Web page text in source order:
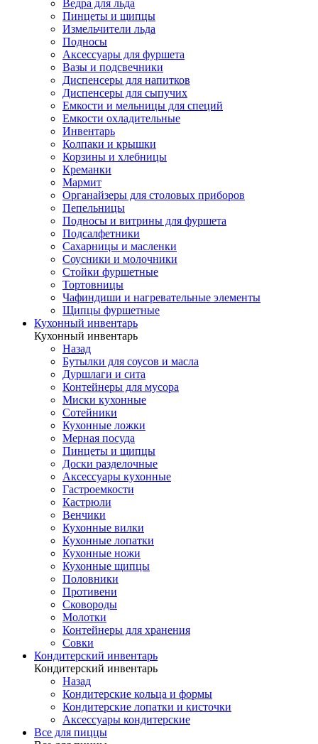
Ведра для льда
Пинцеты и щипцы
Измельчители льда
Подносы
Аксессуары для фуршета
Вазы и подсвечники
Диспенсеры для напитков
Диспенсеры для сыпучих
Емкости и мельницы для специй
Емкости охладительные
Инвентарь
Колпаки и крышки
Корзины и хлебницы
Креманки
Мармит
Органайзеры для столовых приборов
Пепельницы
Подносы и витрины для фуршета
Подсалфетники
Сахарницы и масленки
Соусники и молочники
Стойки фуршетные
Тортовницы
Чафиндиши и нагревательные элементы
Щипцы фуршетные
Кухонный инвентарь
Кухонный инвентарь
Назад
Бутылки для соусов и масла
Дуршлаги и сита
Контейнеры для мусора
Миски кухонные
Сотейники
Кухонные ложки
Мерная посуда
Пинцеты и щипцы
Доски разделочные
Аксессуары кухонные
Гастроемкости
Кастрюли
Венчики
Кухонные вилки
Кухонные лопатки
Кухонные ножи
Кухонные щипцы
Половники
Противени
Сковороды
Молотки
Контейнеры для хранения
Совки
Кондитерский инвентарь
Кондитерский инвентарь
Назад
Кондитерские кольца и формы
Кондитерские лопатки и кисточки
Аксессуары кондитерские
Все для пиццы